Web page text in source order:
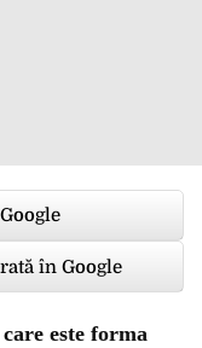
în Google
este forma